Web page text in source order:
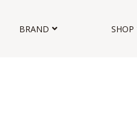
BRAND SHOP